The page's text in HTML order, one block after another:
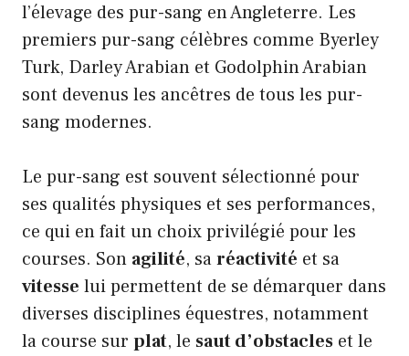
l’élevage des pur-sang en Angleterre. Les
premiers pur-sang célèbres comme Byerley
Turk, Darley Arabian et Godolphin Arabian
sont devenus les ancêtres de tous les pur-
sang modernes.
Le pur-sang est souvent sélectionné pour
ses qualités physiques et ses performances,
ce qui en fait un choix privilégié pour les
courses. Son agilité, saréactivité et sa
vitesse lui permettent de se démarquer dans
diverses disciplines équestres, notamment
la course sur plat, le saut d’obstacles et le